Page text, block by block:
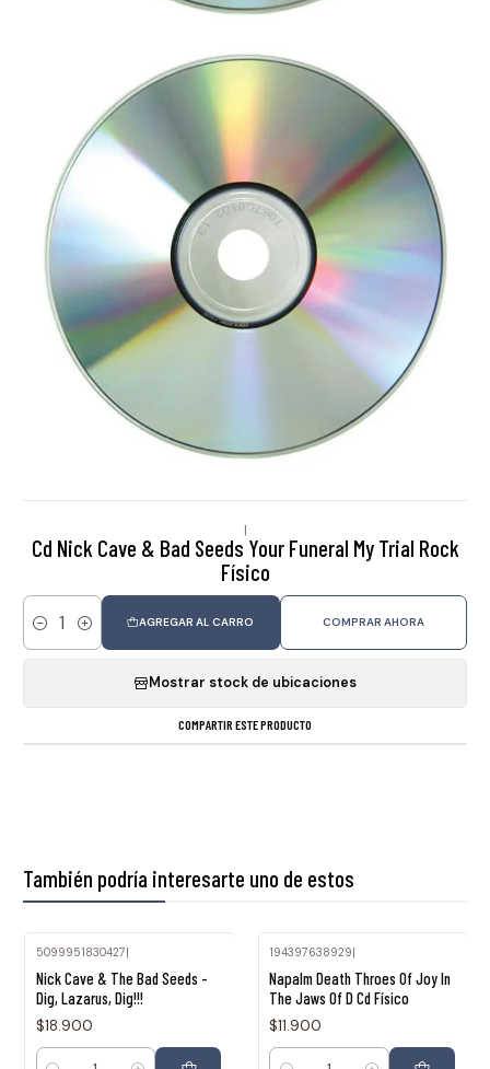
|
Cd Nick Cave & Bad Seeds Your Funeral My Trial Rock
Físico
Cantidad
AGREGAR AL CARRO COMPRAR AHORA
Mostrar stock de ubicaciones
COMPARTIR ESTE PRODUCTO
También podría interesarte uno de estos
5099951830427|
Nick Cave & The Bad Seeds -
Dig, Lazarus, Dig!!!
$18.900
194397638929|
Napalm Death Throes Of Joy In
The Jaws Of D Cd Físico
$11.900